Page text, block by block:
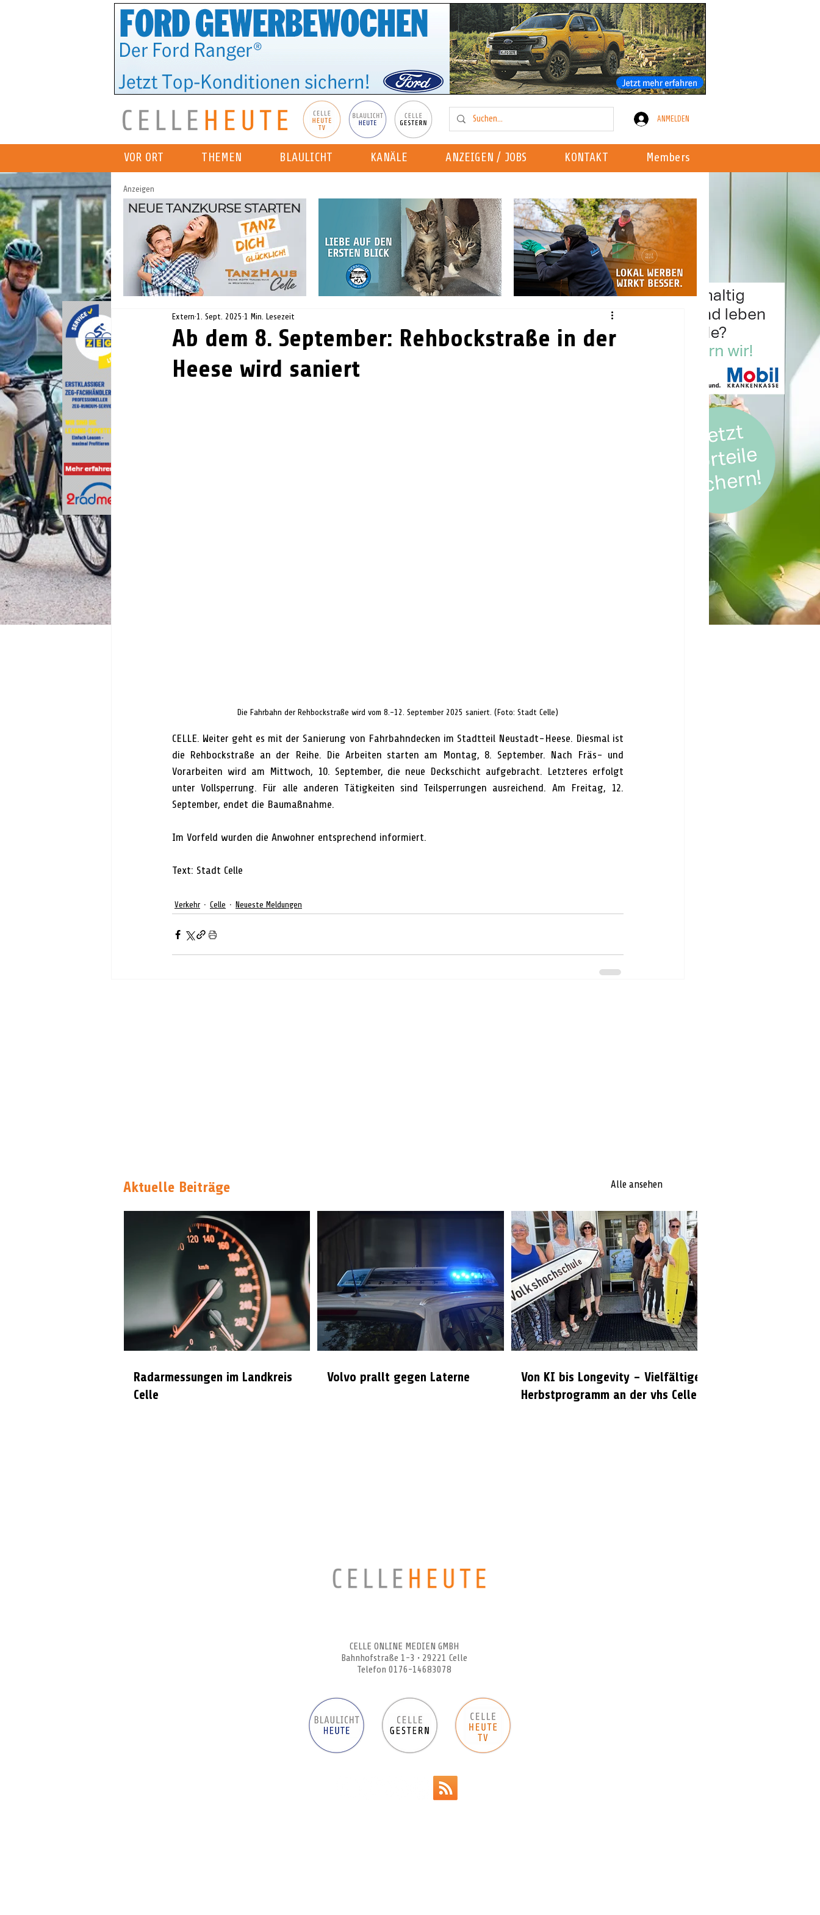
ANMELDEN
VOR ORT THEMEN BLAULICHT KANÄLE ANZEIGEN / JOBS KONTAKT Members
Anzeigen
Ab dem 8. September: Rehbockstraße in der
Heese wird saniert
Extern 1. Sept. 2025 1 Min. Lesezeit
Die Fahrbahn der Rehbockstraße wird vom 8.-12. September 2025 saniert. (Foto: Stadt Celle)
CELLE. Weiter geht es mit der Sanierung von Fahrbahndecken im Stadtteil Neustadt-Heese. Diesmal ist
die Rehbockstraße an der Reihe. Die Arbeiten starten am Montag, 8. September. Nach Fräs- und
Vorarbeiten wird am Mittwoch, 10. September, die neue Deckschicht aufgebracht. Letzteres erfolgt
unter Vollsperrung. Für alle anderen Tätigkeiten sind Teilsperrungen ausreichend. Am Freitag, 12.
September, endet die Baumaßnahme.
Im Vorfeld wurden die Anwohner entsprechend informiert.
Text: Stadt Celle
Verkehr Celle Neueste Meldungen
Aktuelle Beiträge Alle ansehen
Radarmessungen im Landkreis
Celle
Volvo prallt gegen Laterne
Von KI bis Longevity – Vielfältiges
Herbstprogramm an der vhs Celle
CELLE ONLINE MEDIEN GMBH
Bahnhofstraße 1-3 • 29221 Celle
Telefon 0176-14683078